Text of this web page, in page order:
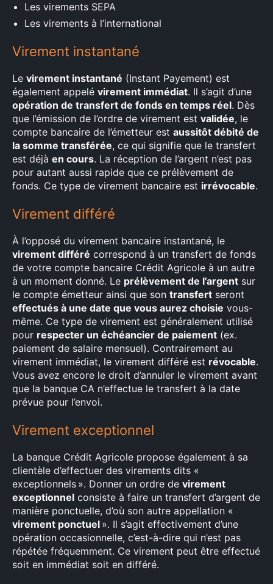
Les virements SEPA
Les virements à l’international
Virement instantané
Le virement instantané (Instant Payement) est
également appelé virement immédiat. Il s’agit d’une
opération de transfert de fonds en temps réel. Dès
que l’émission de l’ordre de virement est validée, le
compte bancaire de l’émetteur est aussitôt débité de
la somme transférée, ce qui signifie que le transfert
est déjà en cours. La réception de l’argent n’est pas
pour autant aussi rapide que ce prélèvement de
fonds. Ce type de virement bancaire est irrévocable.
Virement différé
À l’opposé du virement bancaire instantané, le
virement différé correspond à un transfert de fonds
de votre compte bancaire Crédit Agricole à un autre
à un moment donné. Le prélèvement de l’argent sur
le compte émetteur ainsi que son transfert seront
effectués à une date que vous aurez choisie vous-
même. Ce type de virement est généralement utilisé
pour respecter un échéancier de paiement (ex.
paiement de salaire mensuel). Contrairement au
virement immédiat, le virement différé est révocable.
Vous avez encore le droit d’annuler le virement avant
que la banque CA n’effectue le transfert à la date
prévue pour l’envoi.
Virement exceptionnel
La banque Crédit Agricole propose également à sa
clientèle d’effectuer des virements dits «
exceptionnels ». Donner un ordre de virement
exceptionnel consiste à faire un transfert d’argent de
manière ponctuelle, d’où son autre appellation «
virement ponctuel ». Il s’agit effectivement d’une
opération occasionnelle, c’est-à-dire qui n’est pas
répétée fréquemment. Ce virement peut être effectué
soit en immédiat soit en différé.